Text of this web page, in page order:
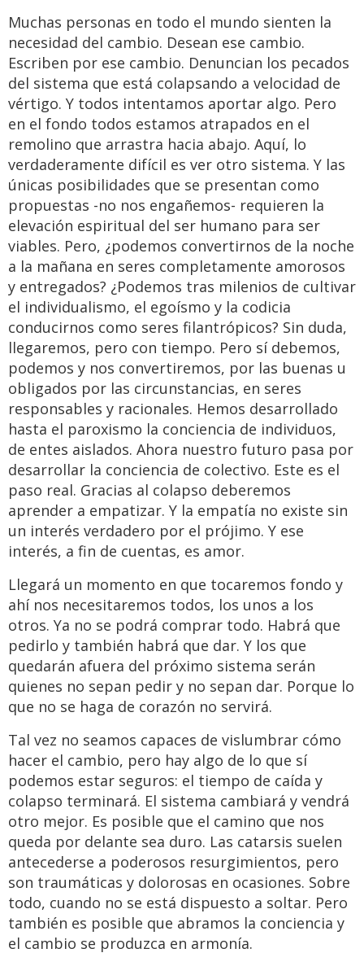
Muchas personas en todo el mundo sienten la
necesidad del cambio. Desean ese cambio.
Escriben por ese cambio. Denuncian los pecados
del sistema que está colapsando a velocidad de
vértigo. Y todos intentamos aportar algo. Pero
en el fondo todos estamos atrapados en el
remolino que arrastra hacia abajo. Aquí, lo
verdaderamente difícil es ver otro sistema. Y las
únicas posibilidades que se presentan como
propuestas -no nos engañemos- requieren la
elevación espiritual del ser humano para ser
viables. Pero, ¿podemos convertirnos de la noche
a la mañana en seres completamente amorosos
y entregados? ¿Podemos tras milenios de cultivar
el individualismo, el egoísmo y la codicia
conducirnos como seres filantrópicos? Sin duda,
llegaremos, pero con tiempo. Pero sí debemos,
podemos y nos convertiremos, por las buenas u
obligados por las circunstancias, en seres
responsables y racionales. Hemos desarrollado
hasta el paroxismo la conciencia de individuos,
de entes aislados. Ahora nuestro futuro pasa por
desarrollar la conciencia de colectivo. Este es el
paso real. Gracias al colapso deberemos
aprender a empatizar. Y la empatía no existe sin
un interés verdadero por el prójimo. Y ese
interés, a fin de cuentas, es amor.
Llegará un momento en que tocaremos fondo y
ahí nos necesitaremos todos, los unos a los
otros. Ya no se podrá comprar todo. Habrá que
pedirlo y también habrá que dar. Y los que
quedarán afuera del próximo sistema serán
quienes no sepan pedir y no sepan dar. Porque lo
que no se haga de corazón no servirá.
Tal vez no seamos capaces de vislumbrar cómo
hacer el cambio, pero hay algo de lo que sí
podemos estar seguros: el tiempo de caída y
colapso terminará. El sistema cambiará y vendrá
otro mejor. Es posible que el camino que nos
queda por delante sea duro. Las catarsis suelen
antecederse a poderosos resurgimientos, pero
son traumáticas y dolorosas en ocasiones. Sobre
todo, cuando no se está dispuesto a soltar. Pero
también es posible que abramos la conciencia y
el cambio se produzca en armonía.